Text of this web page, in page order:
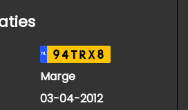
NL 94TRX8
Marge
03-04-2012